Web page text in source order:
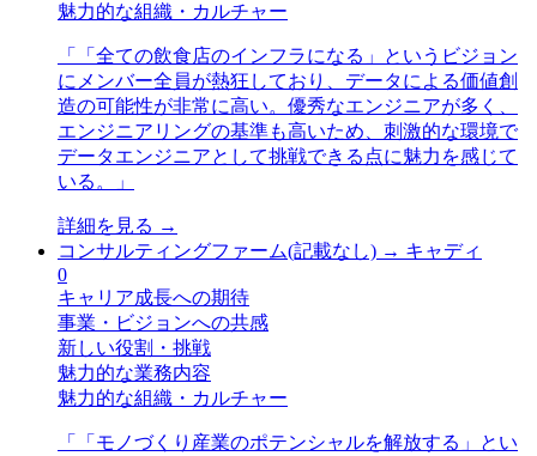
魅力的な組織・カルチャー
「
「全ての飲食店のインフラになる」というビジョン
にメンバー全員が熱狂しており、データによる価値創
造の可能性が非常に高い。優秀なエンジニアが多く、
エンジニアリングの基準も高いため、刺激的な環境で
データエンジニアとして挑戦できる点に魅力を感じて
いる。
」
詳細を見る →
コンサルティングファーム(記載なし) → キャディ
0
キャリア成長への期待
事業・ビジョンへの共感
新しい役割・挑戦
魅力的な業務内容
魅力的な組織・カルチャー
「
「モノづくり産業のポテンシャルを解放する」とい